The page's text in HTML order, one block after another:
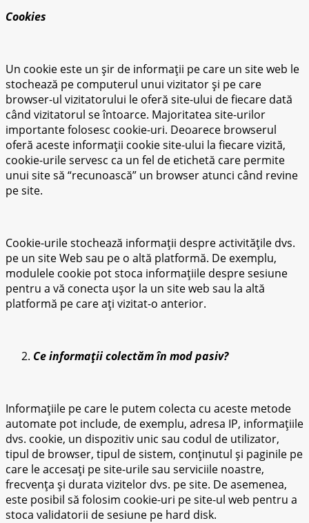
Cookies
Un cookie este un șir de informații pe care un site web le
stochează pe computerul unui vizitator și pe care
browser-ul vizitatorului le oferă site-ului de fiecare dată
când vizitatorul se întoarce. Majoritatea site-urilor
importante folosesc cookie-uri. Deoarece browserul
oferă aceste informații cookie site-ului la fiecare vizită,
cookie-urile servesc ca un fel de etichetă care permite
unui site să “recunoască” un browser atunci când revine
pe site.
Cookie-urile stochează informații despre activitățile dvs.
pe un site Web sau pe o altă platformă. De exemplu,
modulele cookie pot stoca informațiile despre sesiune
pentru a vă conecta ușor la un site web sau la altă
platformă pe care ați vizitat-o ​​anterior.
Ce informații colectăm în mod pasiv?
Informațiile pe care le putem colecta cu aceste metode
automate pot include, de exemplu, adresa IP, informațiile
dvs. cookie, un dispozitiv unic sau codul de utilizator,
tipul de browser, tipul de sistem, conținutul și paginile pe
care le accesați pe site-urile sau serviciile noastre,
frecvența și durata vizitelor dvs. pe site. De asemenea,
este posibil să folosim cookie-uri pe site-ul web pentru a
stoca validatorii de sesiune pe hard disk.